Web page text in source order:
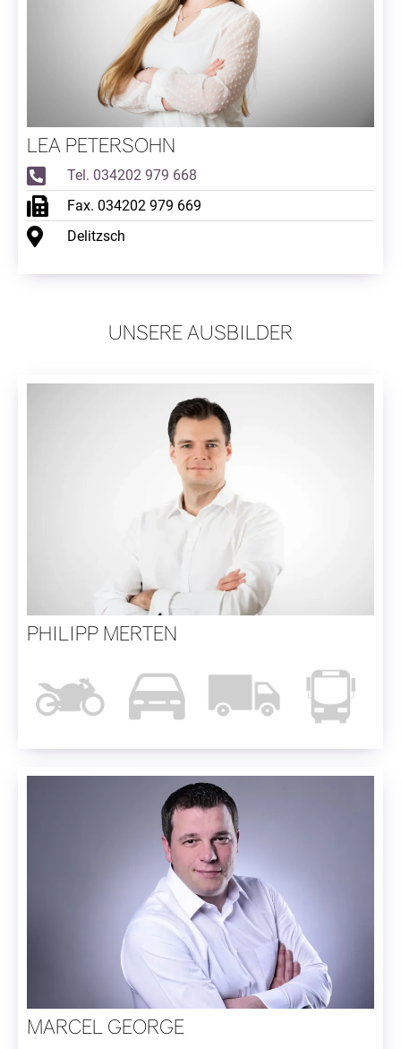
LEA PETERSOHN
Tel. 034202 979 668
Fax. 034202 979 669
Delitzsch
UNSERE AUSBILDER
PHILIPP MERTEN
MARCEL GEORGE